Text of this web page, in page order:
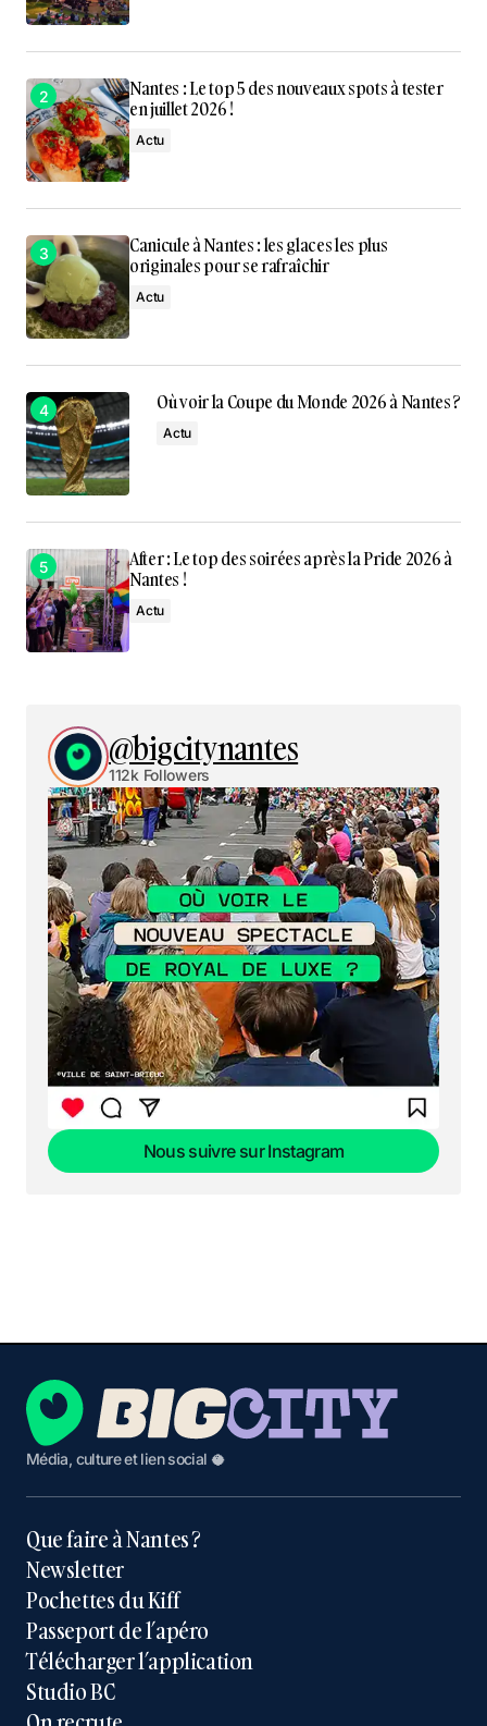
Nantes : Le top 5 des nouveaux spots à tester
en juillet 2026 !
Actu
Canicule à Nantes : les glaces les plus
originales pour se rafraîchir
Actu
Où voir la Coupe du Monde 2026 à Nantes ?
Actu
After : Le top des soirées après la Pride 2026 à
Nantes !
Actu
@bigcitynantes
112k Followers
Nous suivre sur Instagram
Média, culture et lien social 🥥
Que faire à Nantes ?
Newsletter
Pochettes du Kiff
Passeport de l’apéro
Télécharger l’application
Studio BC